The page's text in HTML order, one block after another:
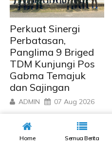
Perkuat Sinergi
Perbatasan,
Panglima 9 Briged
TDM Kunjungi Pos
Gabma Temajuk
dan Sajingan
ADMIN 07 Aug 2026
BARAT – Panglima 9
Briged Tentera Darat
Home Semua Berita